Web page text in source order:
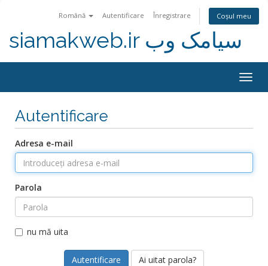
Română Autentificare Înregistrare Coșul meu
siamakweb.ir سیامک وب
Autentificare
Adresa e-mail
Parola
nu mă uita
Ai uitat parola?